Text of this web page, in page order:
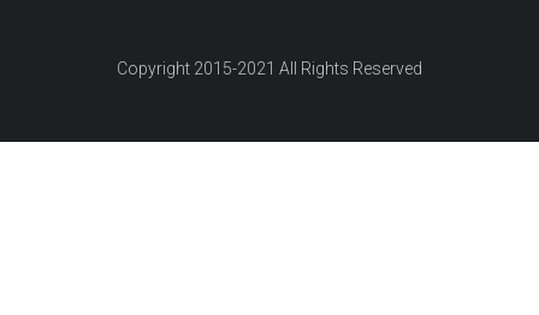
Copyright 2015-2021 All Rights Reserved